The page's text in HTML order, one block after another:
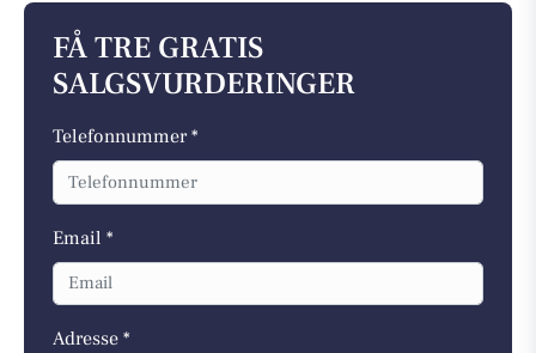
FÅ TRE GRATIS
SALGSVURDERINGER
Telefonnummer *
Email *
Adresse *